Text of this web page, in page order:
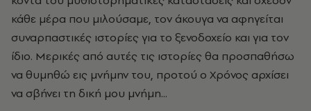
κάθε μέρα που μιλούσαμε, τον άκουγα να αφηγείται
συναρπαστικές ιστορίες για το ξενοδοχείο και για τον
ίδιο. Μερικές από αυτές τις ιστορίες θα προσπαθήσω
να θυμηθώ εις μνήμην του, προτού ο Χρόνος αρχίσει
να σβήνει τη δική μου μνήμη...